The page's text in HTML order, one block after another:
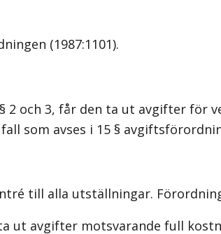
(1987:1101).
och 3, får den ta ut avgifter för
som avses i 15 §
till alla utställningar. Förordning
ut avgifter motsvarande full